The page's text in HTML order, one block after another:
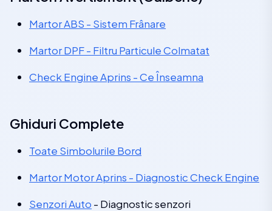
Martor ABS - Sistem Frânare
Martor DPF - Filtru Particule Colmatat
Check Engine Aprins - Ce Înseamna
Ghiduri Complete
Toate Simbolurile Bord
Martor Motor Aprins - Diagnostic Check Engine
Senzori Auto - Diagnostic senzori